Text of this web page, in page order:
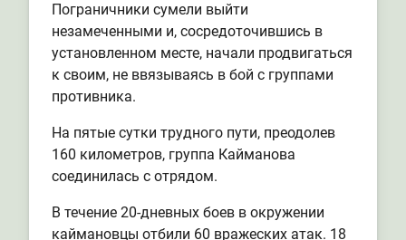
Пограничники сумели выйти
незамеченными и, сосредоточившись в
установленном месте, начали продвигаться
к своим, не ввязываясь в бой с группами
противника.
На пятые сутки трудного пути, преодолев
160 километров, группа Кайманова
соединилась с отрядом.
В течение 20-дневных боев в окружении
каймановцы отбили 60 вражеских атак. 18